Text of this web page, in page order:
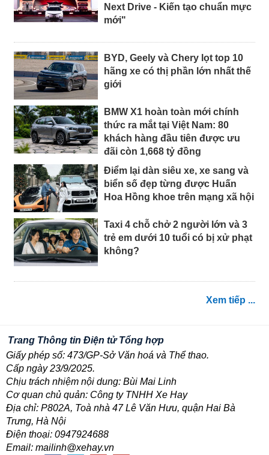
Next Drive - Kiến tạo chuẩn mực
mới"
BYD, Geely và Chery lọt top 10
hãng xe có thị phần lớn nhất thế
giới
BMW X1 hoàn toàn mới chính
thức ra mắt tại Việt Nam: 80
khách hàng đầu tiên được ưu
đãi còn 1,668 tỷ đồng
Điểm lại dàn siêu xe, xe sang và
biển số đẹp từng được Huấn
Hoa Hồng khoe trên mạng xã hội
Taxi 4 chỗ chở 2 người lớn và 3
trẻ em dưới 10 tuổi có bị xử phạt
không?
Xem tiếp ...
Trang Thông tin Điện tử Tổng hợp
Giấy phép số: 473/GP-Sở Văn hoá và Thể thao.
Cấp ngày 23/9/2025.
Chịu trách nhiệm nội dung: Bùi Mai Linh
Cơ quan chủ quản: Công ty TNHH Xe Hay
Địa chỉ: P802A, Toà nhà 47 Lê Văn Hưu, quận Hai Bà
Trưng, Hà Nội
Điện thoại: 0947924688
Email: mailinh@xehay.vn